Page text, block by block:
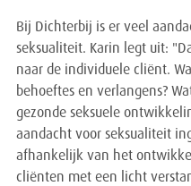
Bij Dichterbij is er veel
seksualiteit. Karin legt uit:
naar de individuele cliënt.
behoeftes en verlangens?
gezonde seksuele
aandacht voor seksualiteit
afhankelijk van het
cliënten met een licht